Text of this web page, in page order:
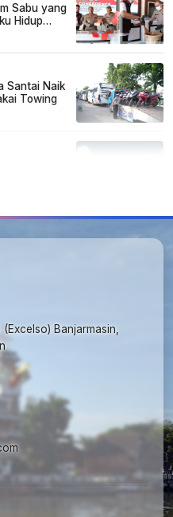
Sabu yang
Hidup
Santai Naik
Towing
Banjarmasin,